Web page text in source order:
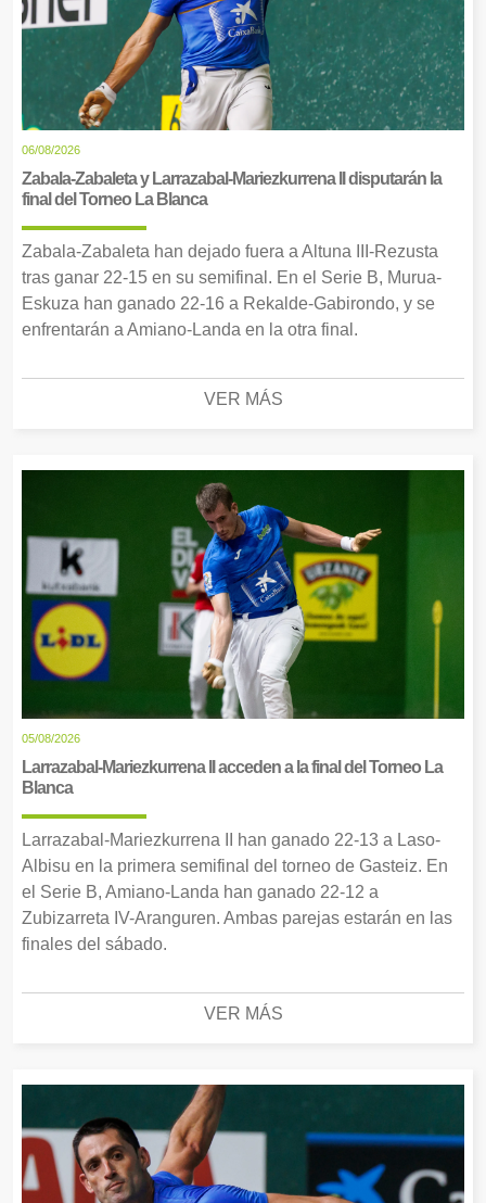
06/08/2026
Zabala-Zabaleta y Larrazabal-Mariezkurrena II disputarán la
final del Torneo La Blanca
Zabala-Zabaleta han dejado fuera a Altuna III-Rezusta
tras ganar 22-15 en su semifinal. En el Serie B, Murua-
Eskuza han ganado 22-16 a Rekalde-Gabirondo, y se
enfrentarán a Amiano-Landa en la otra final.
VER MÁS
05/08/2026
Larrazabal-Mariezkurrena II acceden a la final del Torneo La
Blanca
Larrazabal-Mariezkurrena II han ganado 22-13 a Laso-
Albisu en la primera semifinal del torneo de Gasteiz. En
el Serie B, Amiano-Landa han ganado 22-12 a
Zubizarreta IV-Aranguren. Ambas parejas estarán en las
finales del sábado.
VER MÁS